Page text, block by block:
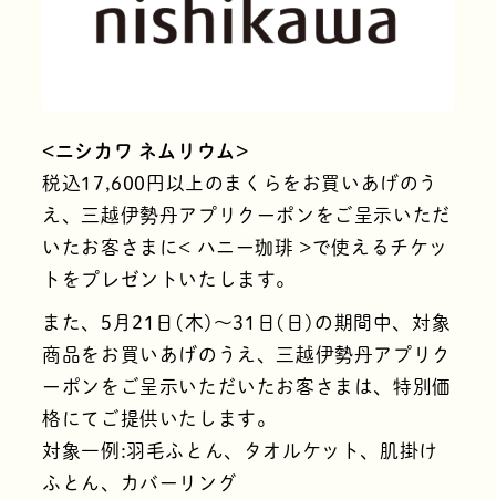
<ニシカワ ネムリウム>
税込17,600円以上のまくらをお買いあげのう
え、三越伊勢丹アプリクーポンをご呈示いただ
いたお客さまに< ハニー珈琲 >で使えるチケッ
トをプレゼントいたします。
また、5月21日(木)〜31日(日)の期間中、対象
商品をお買いあげのうえ、三越伊勢丹アプリク
ーポンをご呈示いただいたお客さまは、特別価
格にてご提供いたします。
対象一例:羽毛ふとん、タオルケット、肌掛け
ふとん、カバーリング